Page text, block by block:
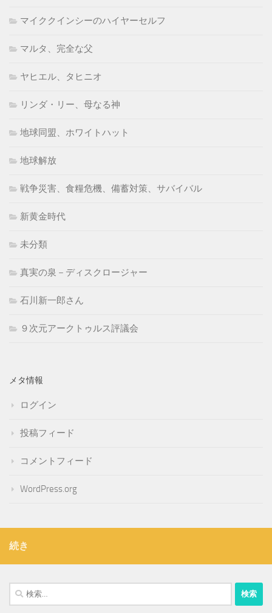
マイククインシーのハイヤーセルフ
マルタ、完全な父
ヤヒエル、タヒニオ
リンダ・リー、母なる神
地球同盟、ホワイトハット
地球解放
戦争災害、食糧危機、備蓄対策、サバイバル
新黄金時代
未分類
真実の泉－ディスクロージャー
石川新一郎さん
９次元アークトゥルス評議会
メタ情報
ログイン
投稿フィード
コメントフィード
WordPress.org
続き
検
索: